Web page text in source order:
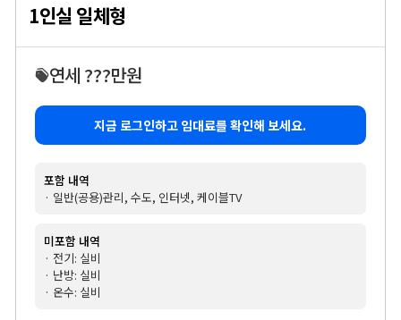
1인실 일체형
연세 ???만원
지금 로그인하고 임대료를 확인해 보세요.
포함 내역
· 일반(공용)관리, 수도, 인터넷, 케이블TV
미포함 내역
· 전기: 실비
· 난방: 실비
· 온수: 실비